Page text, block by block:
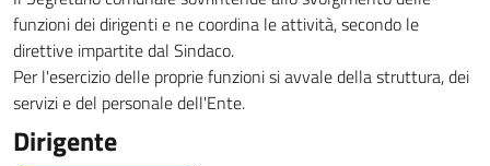
funzioni dei dirigenti e ne coordina le attività, secondo le
direttive impartite dal Sindaco.
Per l'esercizio delle proprie funzioni si avvale della struttura, dei
servizi e del personale dell'Ente.
Dirigente